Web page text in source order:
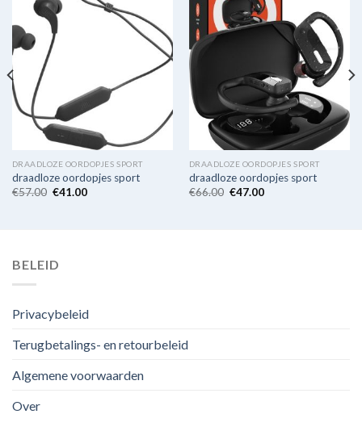
DRAADLOZE OORDOPJES SPORT
draadloze oordopjes sport
€57.00 €41.00
DRAADLOZE OORDOPJES SPORT
draadloze oordopjes sport
€66.00 €47.00
BELEID
Privacybeleid
Terugbetalings- en retourbeleid
Algemene voorwaarden
Over